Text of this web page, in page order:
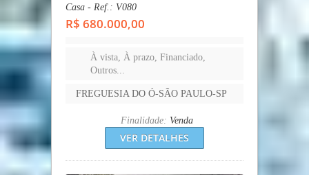
Casa - Ref.: V080
R$ 680.000,00
À vista, À prazo, Financiado,
Outros...
FREGUESIA DO Ó-SÃO PAULO-SP
Finalidade: Venda
VER DETALHES